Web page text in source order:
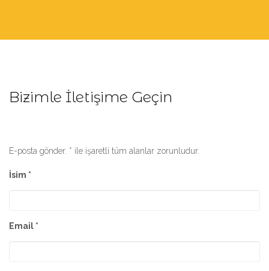
Bizimle İletişime Geçin
E-posta gönder. * ile işaretli tüm alanlar zorunludur.
İsim *
Email *